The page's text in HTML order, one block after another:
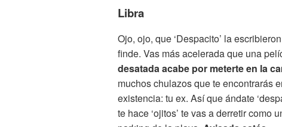
Libra
Ojo, ojo, que ‘Despacito’ la
finde. Vas más acelerada que una
desatada acabe por meterte en la
muchos chulazos que te encontrarás
existencia: tu ex. Así que ándate
te hace ‘ojitos’ te vas a derretir como